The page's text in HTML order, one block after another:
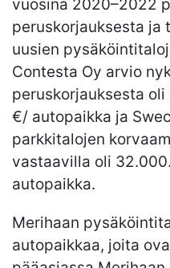
vuosina 2020–2022
peruskorjauksesta ja
uusien
Contesta Oy arvio
peruskorjauksesta
€/ autopaikka ja
parkkitalojen
vastaavilla oli
autopaikka.
Merihaan
autopaikkaa, joita